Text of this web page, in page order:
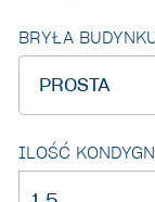
BRYŁA
PROSTA
ILOŚĆ